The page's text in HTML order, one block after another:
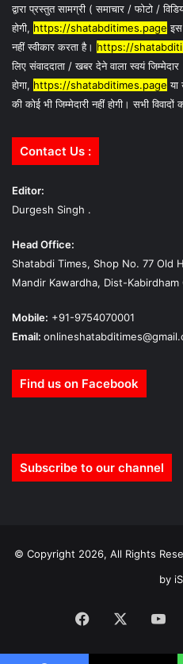
द्वारा प्रस्तुत सामग्री ( समाचार / फोटो /
होगी, https://shatabditimes.page इस
नहीं स्वीकार करता है। https://
लिए संवाददाता / खबर देने वाला स्वयं जिम्मेदार
होगा, https://shatabditimes.page या
की कोई भी जिम्मेदारी नहीं होगी। सभी विवादों
Contact Us :
Editor:
Durgesh Singh .
Head Office:
Shatabdi Times, Shop No. 77 Old
Mandir Kawardha, Dist-Kabirdham
Mobile: +91-9754070001
Email:
Find us on Facebook
Subscribe to our channel
© Copyright 2026, All Rights
by
Facebook